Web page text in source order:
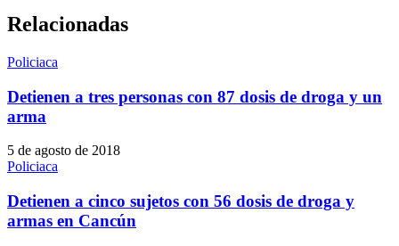
Relacionadas
Policiaca
Detienen a tres personas con 87 dosis de droga y un
arma
5 de agosto de 2018
Policiaca
Detienen a cinco sujetos con 56 dosis de droga y
armas en Cancún